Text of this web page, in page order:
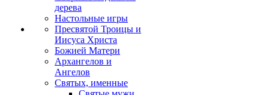
дерева
Настольные игры
Пресвятой Троицы и
Иисуса Христа
Божией Матери
Архангелов и
Ангелов
Святых, именные